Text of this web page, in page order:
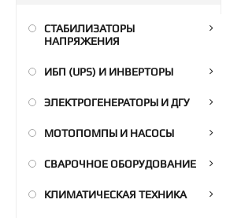
СТАБИЛИЗАТОРЫ
НАПРЯЖЕНИЯ
ИБП (UPS) И ИНВЕРТОРЫ
ЭЛЕКТРОГЕНЕРАТОРЫ И ДГУ
МОТОПОМПЫ И НАСОСЫ
СВАРОЧНОЕ ОБОРУДОВАНИЕ
КЛИМАТИЧЕСКАЯ ТЕХНИКА